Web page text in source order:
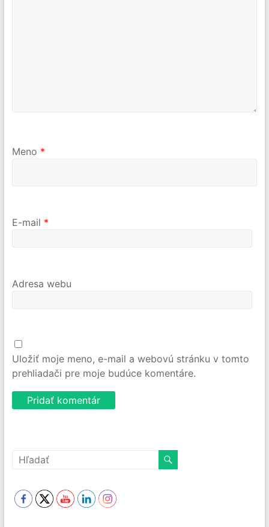
Meno *
E-mail *
Adresa webu
Uložiť moje meno, e-mail a webovú stránku v tomto
prehliadači pre moje budúce komentáre.